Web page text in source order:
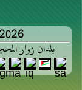
بلدان زوار